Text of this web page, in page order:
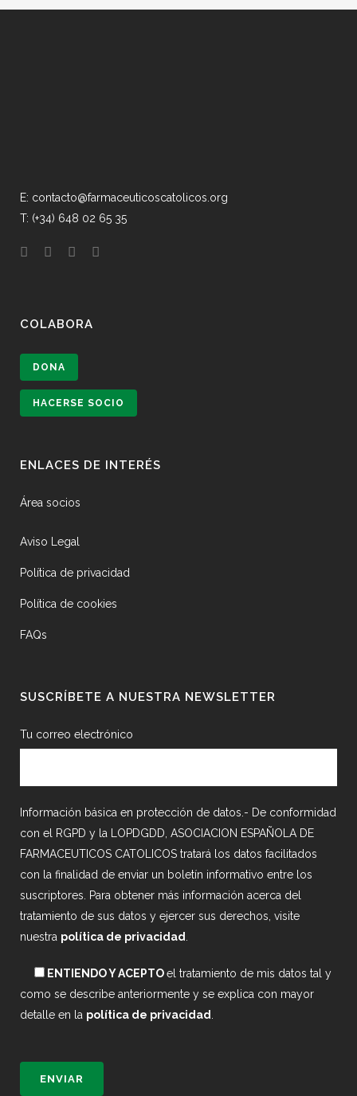
E: contacto@farmaceuticoscatolicos.org
T: (+34) 648 02 65 35
COLABORA
DONA
HACERSE SOCIO
ENLACES DE INTERÉS
Área socios
Aviso Legal
Política de privacidad
Política de cookies
FAQs
SUSCRÍBETE A NUESTRA NEWSLETTER
Tu correo electrónico
Información básica en protección de datos.- De conformidad
con el RGPD y la LOPDGDD, ASOCIACION ESPAÑOLA DE
FARMACEUTICOS CATOLICOS tratará los datos facilitados
con la finalidad de enviar un boletín informativo entre los
suscriptores. Para obtener más información acerca del
tratamiento de sus datos y ejercer sus derechos, visite
nuestra política de privacidad
ENTIENDO Y ACEPTOel tratamiento de mis datos tal y
como se describe anteriormente y se explica con mayor
detalle en la política de privacidad